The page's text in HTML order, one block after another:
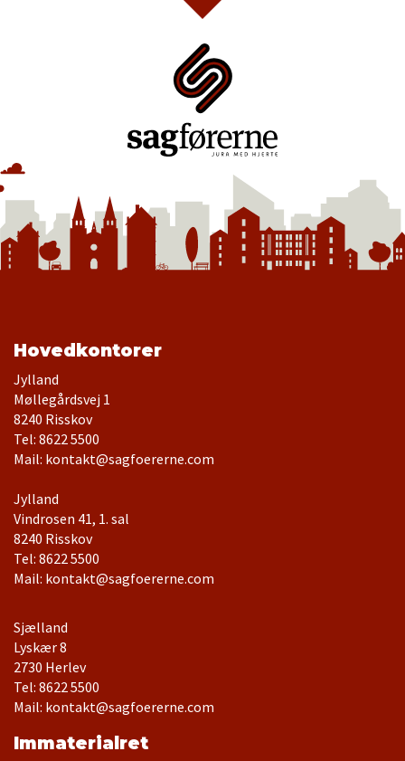
Hovedkontorer
Jylland
Møllegårdsvej 1
Tel: 8622 5500
Mail: kontakt@sagfoererne.com
Jylland
Vindrosen 41, 1. sal
Tel: 8622 5500
Mail: kontakt@sagfoererne.com
Sjælland
Lyskær 8
Tel: 8622 5500
Mail: kontakt@sagfoererne.com
Immaterialret